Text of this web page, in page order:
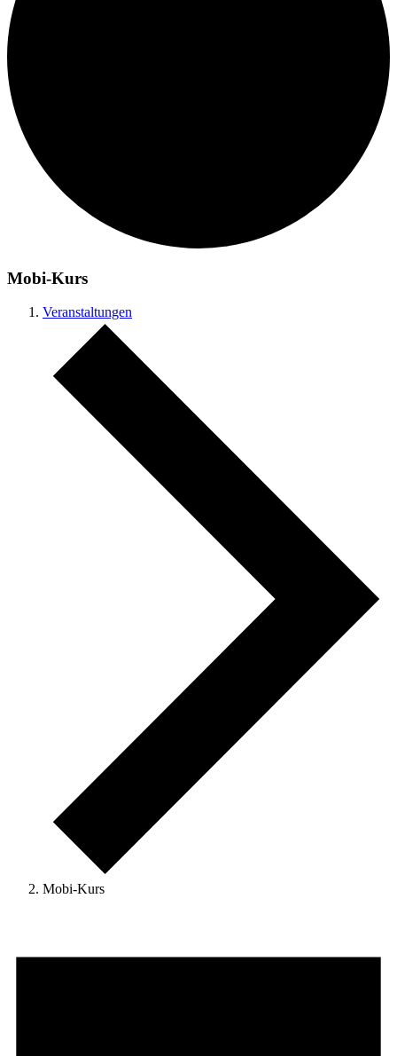
Mobi-Kurs
Veranstaltungen
Mobi-Kurs